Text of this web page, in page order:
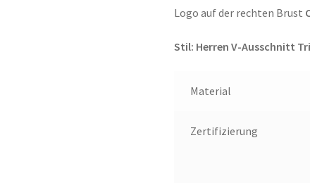
Logo auf der rechten Brust
Stil: Herren V-Ausschnitt
Material
Zertifizierung